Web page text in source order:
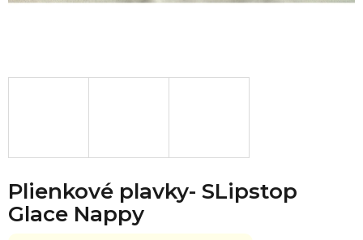
Plienkové plavky- SLipstop
Glace Nappy